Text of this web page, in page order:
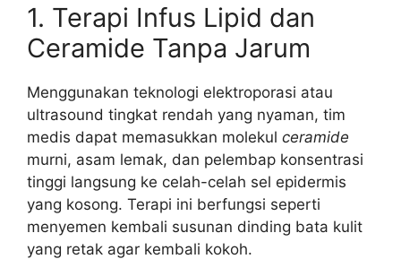
1. Terapi Infus Lipid dan
Ceramide Tanpa Jarum
Menggunakan teknologi elektroporasi atau
ultrasound tingkat rendah yang nyaman, tim
medis dapat memasukkan molekul ceramide
murni, asam lemak, dan pelembap konsentrasi
tinggi langsung ke celah-celah sel epidermis
yang kosong. Terapi ini berfungsi seperti
menyemen kembali susunan dinding bata kulit
yang retak agar kembali kokoh.